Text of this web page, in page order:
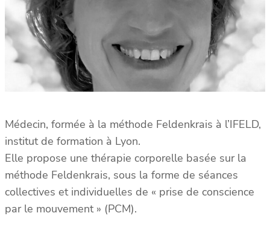
Médecin, formée à la méthode Feldenkrais à l’IFELD,
institut de formation à Lyon.
Elle propose une thérapie corporelle basée sur la
méthode Feldenkrais, sous la forme de séances
collectives et individuelles de « prise de conscience
par le mouvement » (PCM).